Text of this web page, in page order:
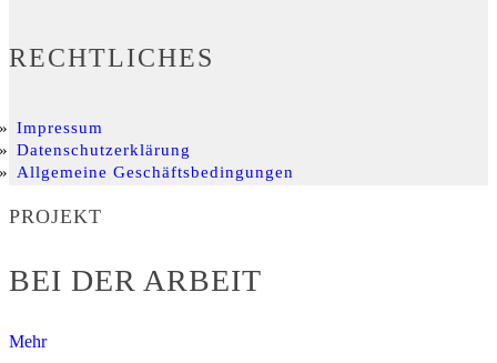
RECHTLICHES
Impressum
Datenschutzerklärung
Allgemeine Geschäftsbedingungen
PROJEKT
BEI DER ARBEIT
Mehr